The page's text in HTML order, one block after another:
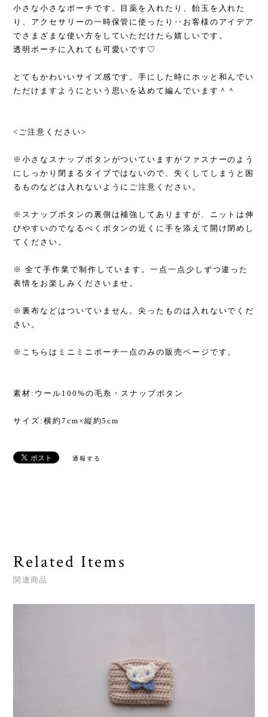
小さな小さなポーチです。目薬を入れたり、飴玉を入れた
り、アクセサリーの一時保管に使ったり‥お客様のアイデア
でさまざまな使い方をしていただけたら嬉しいです。
透明ポーチに入れても可愛いです♡
とてもかわいいサイズ感です。手にした時にホッと和んでい
ただけますようにという思いを込めて編んでいます＾＾
<ご注意ください>
※小さなスナップボタンがついていますがファスナーのよう
にしっかり閉まるタイプではないので、失くしてしまうと困
るものなどは入れないようにご注意ください。
※スナップボタンの裏側は補強してありますが、ニットは伸
びやすいのでなるべくボタンの近くに手を添えて開け閉めし
てください。
※ 全て手作業で制作しています。一点一点少しずつ違った
表情をお楽しみくださいませ。
※裏布などはついていません。尖ったものは入れないでくだ
さい。
※こちらはミニミニポーチ一点のみの販売ページです。
素材:ウール100%の毛糸・スナップボタン
サイズ:横約7cm×縦約5cm
通報する
Related Items
関連商品